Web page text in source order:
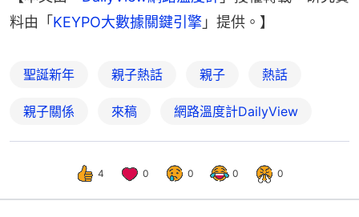
料由「 KEYPO大數據關鍵引擎 」提供。】
聖誕新年 親子熱話 親子 熱話
親子關係 來稿 網路溫度計DailyView
4 0 0 0 0